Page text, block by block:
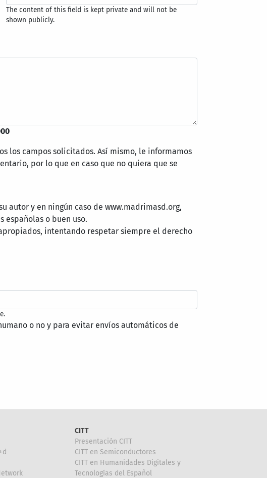
The content of this field is kept private and will not be
shown publicly.
los campos solicitados. Así mismo, le informamos
por lo que en caso que no quiera que se
autor y en ningún caso de www.madrimasd.org,
españolas o buen uso.
intentando respetar siempre el derecho
o no y para evitar envíos automáticos de
CITT
Presentación CITT
CITT en Semiconductores
CITT en Humanidades Digitales y
Tecnologías del Español